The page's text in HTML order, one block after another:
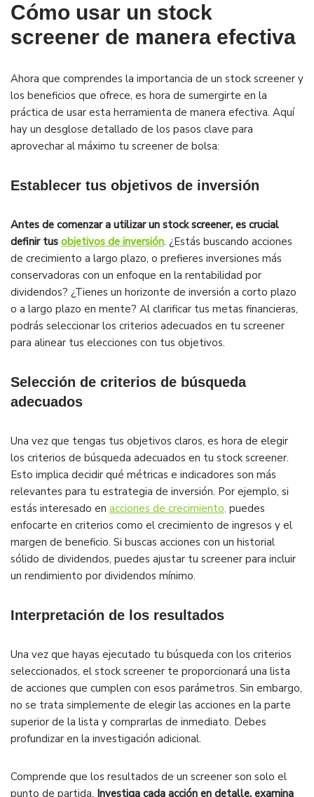
Cómo usar un stock
screener de manera efectiva
Ahora que comprendes la importancia de un stock screener y
los beneficios que ofrece, es hora de sumergirte en la
práctica de usar esta herramienta de manera efectiva. Aquí
hay un desglose detallado de los pasos clave para
aprovechar al máximo tu screener de bolsa:
Establecer tus objetivos de inversión
Antes de comenzar a utilizar un stock screener, es crucial
definir tus objetivos de inversión. ¿Estás buscando acciones
de crecimiento a largo plazo, o prefieres inversiones más
conservadoras con un enfoque en la rentabilidad por
dividendos? ¿Tienes un horizonte de inversión a corto plazo
o a largo plazo en mente? Al clarificar tus metas financieras,
podrás seleccionar los criterios adecuados en tu screener
para alinear tus elecciones con tus objetivos.
Selección de criterios de búsqueda
adecuados
Una vez que tengas tus objetivos claros, es hora de elegir
los criterios de búsqueda adecuados en tu stock screener.
Esto implica decidir qué métricas e indicadores son más
relevantes para tu estrategia de inversión. Por ejemplo, si
estás interesado en acciones de crecimiento, puedes
enfocarte en criterios como el crecimiento de ingresos y el
margen de beneficio. Si buscas acciones con un historial
sólido de dividendos, puedes ajustar tu screener para incluir
un rendimiento por dividendos mínimo.
Interpretación de los resultados
Una vez que hayas ejecutado tu búsqueda con los criterios
seleccionados, el stock screener te proporcionará una lista
de acciones que cumplen con esos parámetros. Sin embargo,
no se trata simplemente de elegir las acciones en la parte
superior de la lista y comprarlas de inmediato. Debes
profundizar en la investigación adicional.
Comprende que los resultados de un screener son solo el
punto de partida. Investiga cada acción en detalle, examina